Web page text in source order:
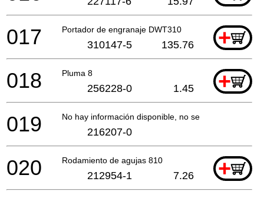
Portador de engranaje DWT310 +
017 310147-5 135.76
Pluma 8 +
018 256228-0 1.45
No hay información disponible, no se puede pedir
019 216207-0
Rodamiento de agujas 810 +
020 212954-1 7.26